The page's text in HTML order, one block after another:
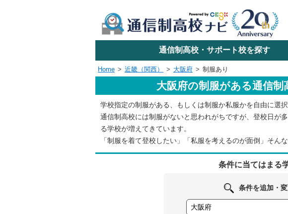
学校名で探す
エリアから探す
関東
東海
通信制高校・サポート校を探す
Home 近畿（関西） 大阪府 制服あり
大阪府の制服がある通信
学校指定の制服がある、もしくは制服か私服かを自由に選
通信制高校には制服がないと思われがちですが、登校日が
る学校が増えてきています。
「制服を着て登校したい」「私服を考えるのが面倒」そん
条件に当てはまる
条件を追加・